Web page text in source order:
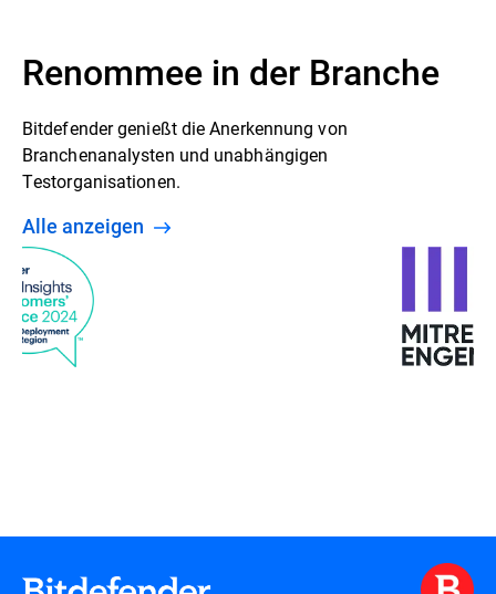
Renommee in der Branche
Bitdefender genießt die Anerkennung von
Branchenanalysten und unabhängigen
Testorganisationen.
Alle anzeigen